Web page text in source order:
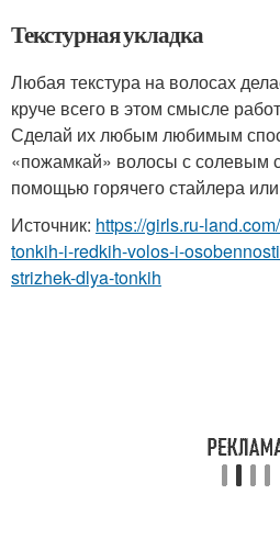
Текстурная укладка
Любая текстура на волосах
круче всего в этом смысле
Сделай их любым любимым
«пожамкай» волосы с солевым
помощью горячего стайлера или
Источник: https://girls.ru-
tonkih-i-redkih-volos-i-
strizhek-dlya-tonkih